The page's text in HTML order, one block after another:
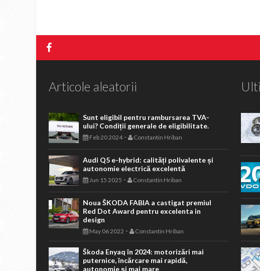
Articole aleatorii
Sunt eligibil pentru rambursarea TVA-
ului? Condiții generale de eligibilitate.
Feb 20 2024- Constantin Hriban
Audi Q5 e-hybrid: calități polivalente și
autonomie electrică excelentă
Jun 15 2025 - Constantin Hriban
Noua ŠKODA FABIA a castigat premiul
Red Dot Award pentru excelenta in
design
May 06 2022 - Constantin Hriban
Škoda Enyaq în 2024: motorizări mai
puternice, încărcare mai rapidă,
autonomie și mai mare